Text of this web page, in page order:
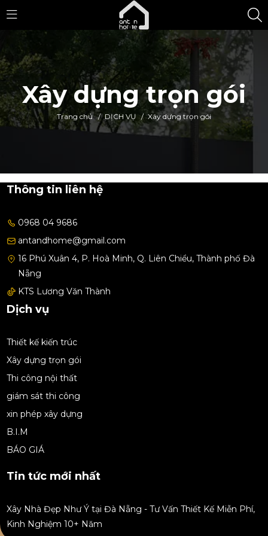
Xây dựng trọn gói
Trang chủ / DỊCH VỤ / Xây dựng trọn gói
Thông tin liên hệ
0968 04 9686
antandhome@gmail.com
16 Phú Xuân 4, P. Hoà Minh, Q. Liên Chiểu, Thành phố Đà
Nẵng
KTS Lương Văn Thành
Dịch vụ
Thiết kế kiến trúc
Xây dựng trọn gói
Thi công nội thất
giám sát thi công
xin phép xây dựng
B.I.M
BÁO GIÁ
Tin tức mới nhất
Xây Nhà Đẹp Như Ý tại Đà Nẵng - Tư Vấn Thiết Kế Miễn Phí,
Kinh Nghiệm 10+ Năm